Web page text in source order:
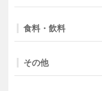
食料・飲料
その他